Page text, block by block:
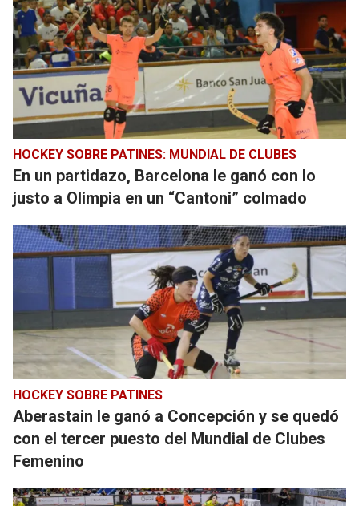
HOCKEY SOBRE PATINES: MUNDIAL DE CLUBES
En un partidazo, Barcelona le ganó con lo
justo a Olimpia en un “Cantoni” colmado
HOCKEY SOBRE PATINES
Aberastain le ganó a Concepción y se quedó
con el tercer puesto del Mundial de Clubes
Femenino